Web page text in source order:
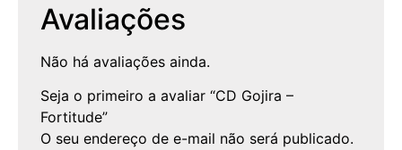
Avaliações
Não há avaliações ainda.
Seja o primeiro a avaliar “CD Gojira –
Fortitude”
O seu endereço de e-mail não será publicado.